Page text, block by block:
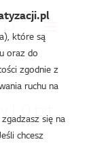
które są
oraz do
zgodnie z
ruchu na
zgadzasz się na
chcesz